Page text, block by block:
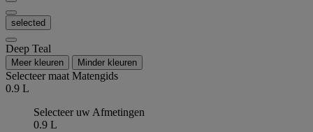
selected
Deep Teal
Meer kleuren Minder kleuren
Selecteer maatMatengids
0.9 L
Selecteer uw Afmetingen
0.9 L